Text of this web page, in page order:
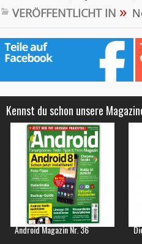
VERÖFFENTLICHT IN »
Kennst du schon unsere
Android Magazin Nr. 36